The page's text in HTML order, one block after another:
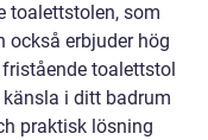
toalettstolen, som
också erbjuder hög
toalettstol
i ditt badrum
praktisk lösning